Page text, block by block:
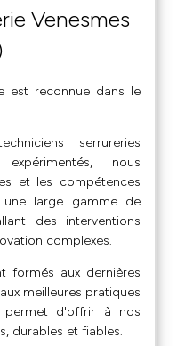
Venesmes
est reconnue dans le
serrureries
nous
et les compétences
une large gamme de
des interventions
complexes.
formés aux dernières
meilleures pratiques
permet d'offrir à nos
durables et fiables.